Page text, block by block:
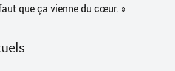
que ça vienne du cœur. »